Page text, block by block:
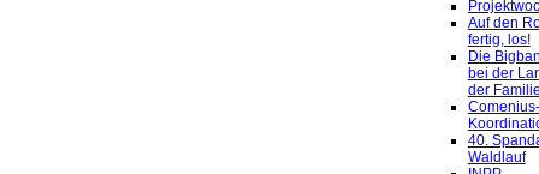
Auf den
fertig, los!
Die
bei der
der
Comenius-
40.
Waldlauf